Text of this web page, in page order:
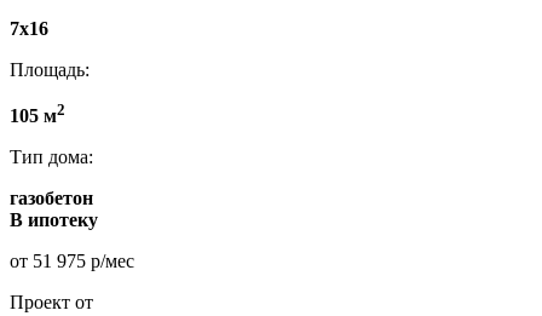
7х16
Площадь:
105 м2
Тип дома:
газобетон
В ипотеку
от 51 975 р/мес
Проект от